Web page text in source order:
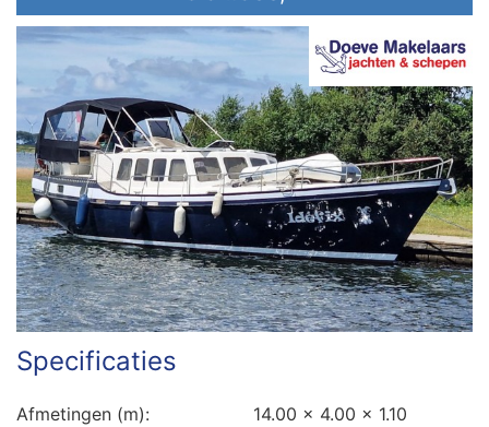
Specificaties
Afmetingen (m):
14.00 x 4.00 x 1.10